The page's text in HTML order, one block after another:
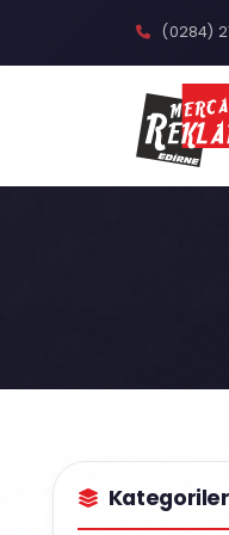
(0284)
Kategoriler